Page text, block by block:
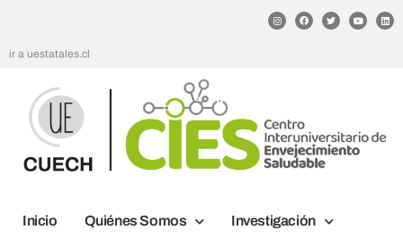
ir a uestatales.cl
Inicio Quiénes Somos Investigación